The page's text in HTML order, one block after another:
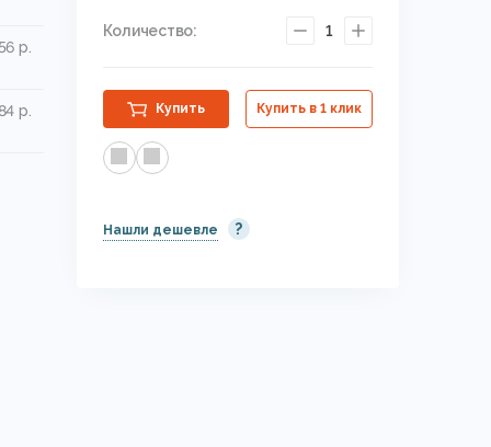
р.
р.
Количество: 1
Купить Купить в 1 клик
Нашли дешевле ?